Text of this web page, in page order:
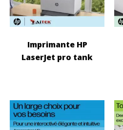
Imprimante HP
LaserJet pro tank